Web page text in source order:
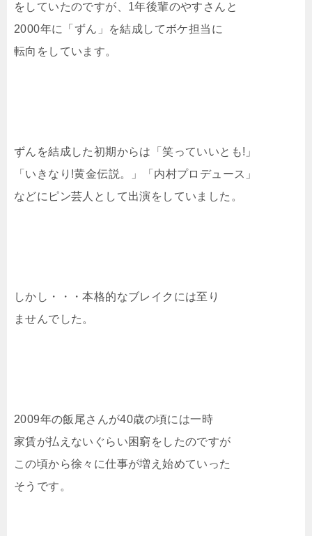
をしていたのですが、1年後輩のやすさんと
2000年に「ずん」を結成してボケ担当に
転向をしています。
ずんを結成した初期からは「笑っていいとも!」
「いきなり!黄金伝説。」「内村プロデュース」
などにピン芸人として出演をしていました。
しかし・・・本格的なブレイクには至り
ませんでした。
2009年の飯尾さんが40歳の頃には一時
家賃が払えないぐらい困窮をしたのですが
この頃から徐々に仕事が増え始めていった
そうです。